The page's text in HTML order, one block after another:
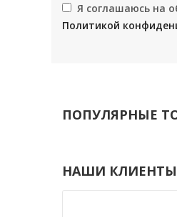
Я соглашаюсь на
Политикой
ПОПУЛЯРНЫЕ
НАШИ КЛИЕНТЫ